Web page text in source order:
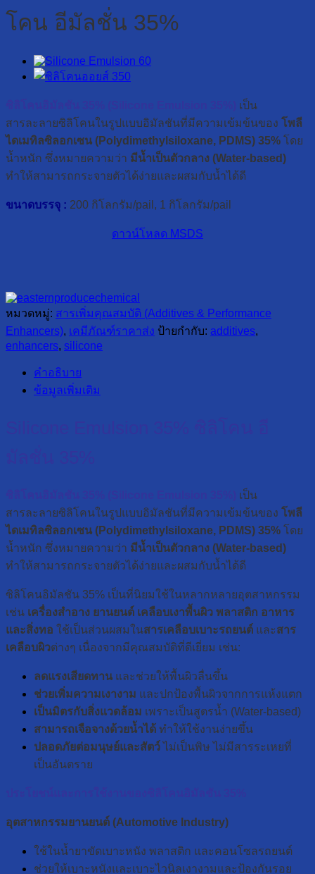
โคน อีมัลชั่น 35%
เป็น
สารละลายซิลิโคนในรูปแบบอิมัลชันที่มีความเข้มข้นของ โพลี
ไดเมทิลซิลอกเซน (Polydimethylsiloxane, PDMS) 35% โดย
น้ำหนัก ซึ่งหมายความว่า มีน้ำเป็นตัวกลาง (Water-based)
ทำให้สามารถกระจายตัวได้ง่ายและผสมกับน้ำได้ดี
ขนาดบรรจุ : 200 กิโลกรัม/pail, 1 กิโลกรัม/pail
ดาวน์โหลด MSDS
หมวดหมู่: สารเพิ่มคุณสมบัติ (Additives & Performance
Enhancers), เคมีภัณฑ์ราคาส่ง ป้ายกำกับ: additives,
enhancers, silicone
คำอธิบาย
ข้อมูลเพิ่มเติม
เป็น
สารละลายซิลิโคนในรูปแบบอิมัลชันที่มีความเข้มข้นของ โพลี
ไดเมทิลซิลอกเซน (Polydimethylsiloxane, PDMS) 35% โดย
น้ำหนัก ซึ่งหมายความว่า มีน้ำเป็นตัวกลาง (Water-based)
ทำให้สามารถกระจายตัวได้ง่ายและผสมกับน้ำได้ดี
ซิลิโคนอิมัลชัน 35% เป็นที่นิยมใช้ในหลากหลายอุตสาหกรรม
เช่น เครื่องสำอาง ยานยนต์ เคลือบเงาพื้นผิว พลาสติก อาหาร
และสิ่งทอ ใช้เป็นส่วนผสมในสารเคลือบเบาะรถยนต์ และสาร
เคลือบผิวต่างๆ เนื่องจากมีคุณสมบัติที่ดีเยี่ยม เช่น:
ลดแรงเสียดทาน และช่วยให้พื้นผิวลื่นขึ้น
ช่วยเพิ่มความเงางาม และปกป้องพื้นผิวจากการแห้งแตก
เป็นมิตรกับสิ่งแวดล้อม เพราะเป็นสูตรน้ำ (Water-based)
สามารถเจือจางด้วยน้ำได้ ทำให้ใช้งานง่ายขึ้น
ปลอดภัยต่อมนุษย์และสัตว์ไม่เป็นพิษ ไม่มีสารระเหยที่
เป็นอันตราย
อุตสาหกรรมยานยนต์ (Automotive Industry)
ใช้ในน้ำยาขัดเบาะหนัง พลาสติก และคอนโซลรถยนต์
ช่วยให้เบาะหนังและเบาะไวนิลเงางามและป้องกันรอย